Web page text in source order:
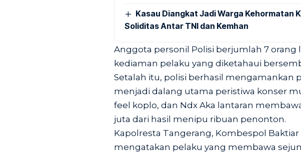
Kasau Diangkat Jadi Warga Kehormatan
Soliditas Antar TNI dan Kemhan
Anggota personil Polisi berjumlah 7
kediaman pelaku yang diketahaui
Setalah itu, polisi berhasil mengamankan
menjadi dalang utama peristiwa konser
feel koplo, dan Ndx Aka lantaran
juta dari hasil menipu ribuan penonton.
Kapolresta Tangerang, Kombespol Baktiar
mengatakan pelaku yang membawa